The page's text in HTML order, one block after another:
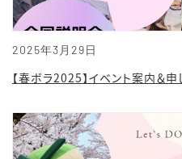
2025年3月29日
【春ボラ2025】イベント案内＆